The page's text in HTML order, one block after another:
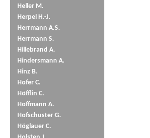
Heller M.
Herpel H.-J.
Herrmann A.S.
Herrmann S.
Hillebrand A.
Hindersmann A.
Hinz B.
Hofer C.
Höfflin C.
Hoffmann A.
Hofschuster G.
Höglauer C.